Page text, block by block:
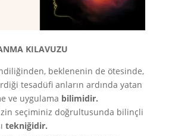
KILAVUZU
beklenenin de ötesinde,
tesadüfi anların ardında yatan
ve uygulama bilimidir.
seçiminiz doğrultusunda bilinçli
tekniğidir.